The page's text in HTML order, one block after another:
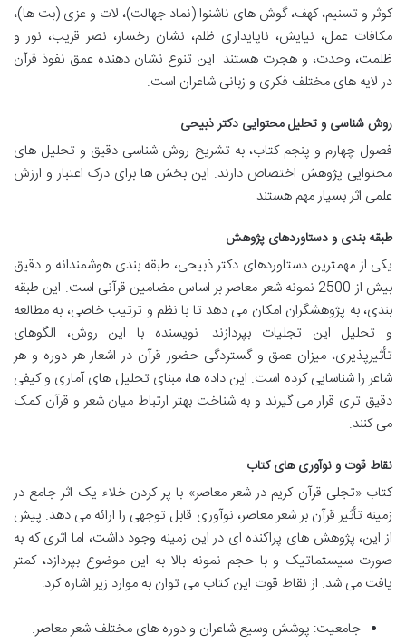
کوثر و تسنیم، کهف، گوش های ناشنوا (نماد جهالت)، لات و عزی (بت ها)،
مکافات عمل، نیایش، ناپایداری ظلم، نشان رخسار، نصر قریب، نور و
ظلمت، وحدت، و هجرت هستند. این تنوع نشان دهنده عمق نفوذ قرآن
در لایه های مختلف فکری و زبانی شاعران است.
روش شناسی و تحلیل محتوایی دکتر ذبیحی
فصول چهارم و پنجم کتاب، به تشریح روش شناسی دقیق و تحلیل های
محتوایی پژوهش اختصاص دارند. این بخش ها برای درک اعتبار و ارزش
علمی اثر بسیار مهم هستند.
طبقه بندی و دستاوردهای پژوهش
یکی از مهمترین دستاوردهای دکتر ذبیحی، طبقه بندی هوشمندانه و دقیق
بیش از 2500 نمونه شعر معاصر بر اساس مضامین قرآنی است. این طبقه
بندی، به پژوهشگران امکان می دهد تا با نظم و ترتیب خاصی، به مطالعه
و تحلیل این تجلیات بپردازند. نویسنده با این روش، الگوهای
تأثیرپذیری، میزان عمق و گستردگی حضور قرآن در اشعار هر دوره و هر
شاعر را شناسایی کرده است. این داده ها، مبنای تحلیل های آماری و کیفی
دقیق تری قرار می گیرند و به شناخت بهتر ارتباط میان شعر و قرآن کمک
می کنند.
نقاط قوت و نوآوری های کتاب
کتاب «تجلی قرآن کریم در شعر معاصر» با پر کردن خلاء یک اثر جامع در
زمینه تأثیر قرآن بر شعر معاصر، نوآوری قابل توجهی را ارائه می دهد. پیش
از این، پژوهش های پراکنده ای در این زمینه وجود داشت، اما اثری که به
صورت سیستماتیک و با حجم نمونه بالا به این موضوع بپردازد، کمتر
یافت می شد. از نقاط قوت این کتاب می توان به موارد زیر اشاره کرد:
جامعیت: پوشش وسیع شاعران و دوره های مختلف شعر معاصر.